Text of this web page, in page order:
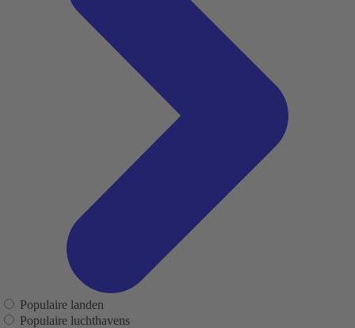
Populaire landen
Populaire luchthavens